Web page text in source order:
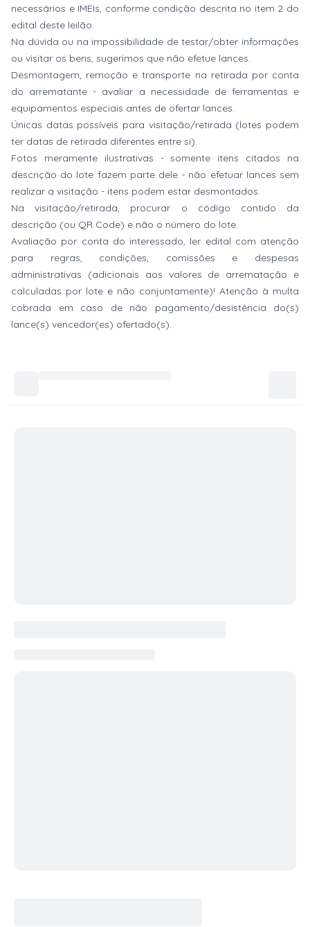
necessários e IMEIs, conforme condição descrita no item 2 do
edital deste leilão.
Na dúvida ou na impossibilidade de testar/obter informações
ou visitar os bens, sugerimos que não efetue lances.
Desmontagem, remoção e transporte na retirada por conta
do arrematante - avaliar a necessidade de ferramentas e
equipamentos especiais antes de ofertar lances.
Únicas datas possíveis para visitação/retirada (lotes podem
ter datas de retirada diferentes entre si).
Fotos meramente ilustrativas - somente itens citados na
descrição do lote fazem parte dele - não efetuar lances sem
realizar a visitação - itens podem estar desmontados.
Na visitação/retirada, procurar o código contido da
descrição (ou QR Code) e não o número do lote.
Avaliação por conta do interessado, ler edital com atenção
para regras, condições, comissões e despesas
administrativas (adicionais aos valores de arrematação e
calculadas por lote e não conjuntamente)! Atenção à multa
cobrada em caso de não pagamento/desistência do(s)
lance(s) vencedor(es) ofertado(s).